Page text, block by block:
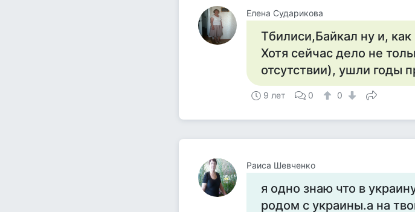
Елена Сударикова
Тбилиси,Байкал ну и,
Хотя сейчас дело не
отсутствии), ушли годы
9 лет 0 0
Раиса Шевченко
я одно знаю что в
родом с украины.а на